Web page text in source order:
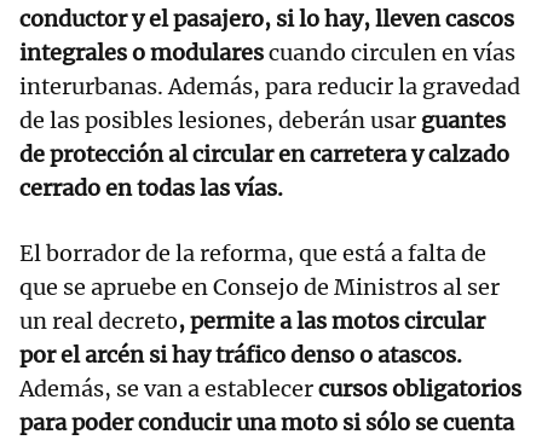
conductor y el pasajero, si lo hay, lleven cascos
integrales o modularescuando circulen en vías
interurbanas. Además, para reducir la gravedad
de las posibles lesiones, deberán usar guantes
de protección al circular en carretera y calzado
cerrado en todas las vías.
El borrador de la reforma, que está a falta de
que se apruebe en Consejo de Ministros al ser
un real decreto, permite a las motos circular
por el arcén si hay tráfico denso o atascos.
Además, se van a establecercursos obligatorios
para poder conducir una moto si sólo se cuenta